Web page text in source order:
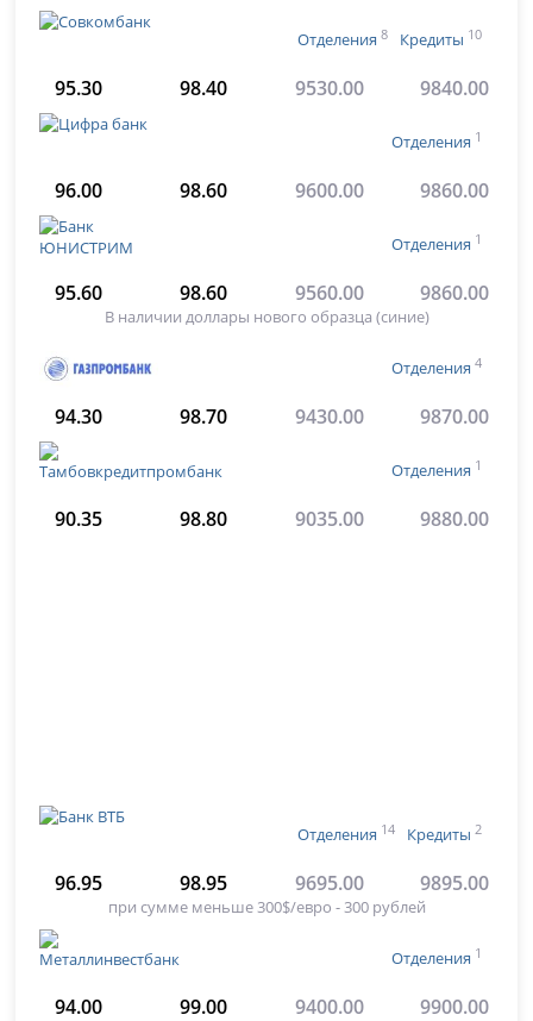
Отделения 8 Кредиты 10
95.30 98.40 9530.00 9840.00
Отделения 1
96.00 98.60 9600.00 9860.00
Отделения 1
95.60 98.60 9560.00 9860.00
В наличии доллары нового образца (синие)
Отделения 4
94.30 98.70 9430.00 9870.00
Отделения 1
90.35 98.80 9035.00 9880.00
Отделения 14 Кредиты 2
96.95 98.95 9695.00 9895.00
при сумме меньше 300$/евро - 300 рублей
Отделения 1
94.00 99.00 9400.00 9900.00